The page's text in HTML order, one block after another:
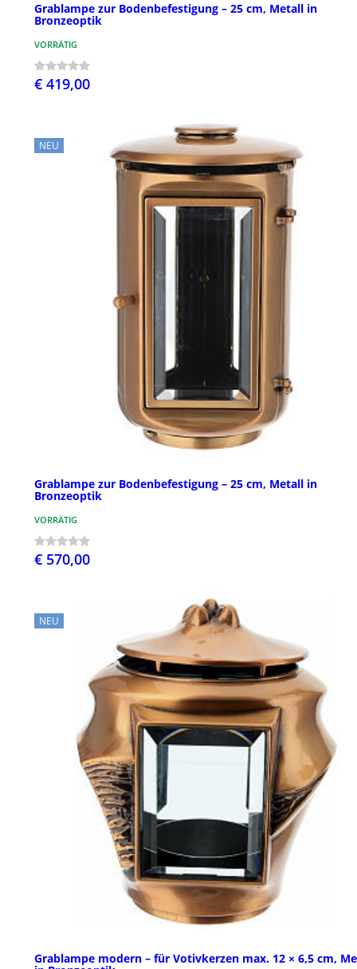
Grablampe zur Bodenbefestigung – 25 cm, Metall in
Bronzeoptik
VORRÄTIG
€ 419,00
NEU
Grablampe zur Bodenbefestigung – 25 cm, Metall in
Bronzeoptik
VORRÄTIG
€ 570,00
NEU
Grablampe modern – für Votivkerzen max. 12 × 6,5 cm,